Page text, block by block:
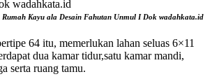
Rumah Kayu ala Desain Fahutan Unmul I Dok wadahkata.id
64 itu, memerlukan lahan seluas 6×11
dua kamar tidur,satu kamar mandi,
serta ruang tamu.